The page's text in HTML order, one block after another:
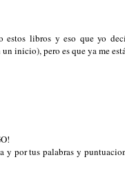
estos libros y eso que yo
inicio), pero es que ya me
y por tus palabras y